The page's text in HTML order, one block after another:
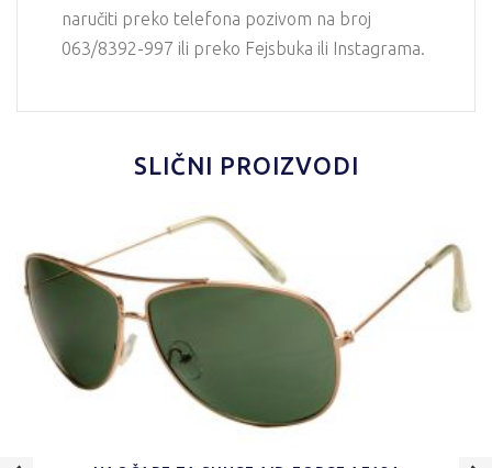
naručiti preko telefona pozivom na broj
063/8392-997 ili preko Fejsbuka ili Instagrama.
SLIČNI PROIZVODI